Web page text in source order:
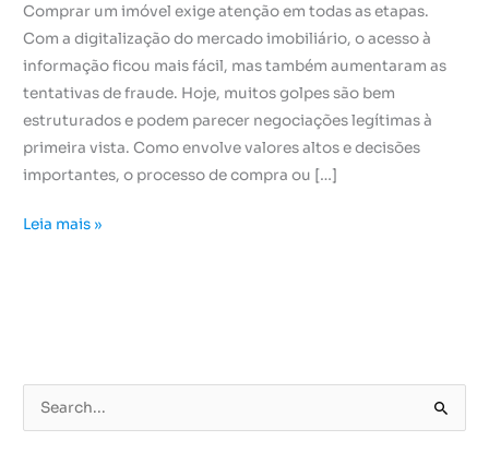
Comprar um imóvel exige atenção em todas as etapas.
Com a digitalização do mercado imobiliário, o acesso à
informação ficou mais fácil, mas também aumentaram as
tentativas de fraude. Hoje, muitos golpes são bem
estruturados e podem parecer negociações legítimas à
primeira vista. Como envolve valores altos e decisões
importantes, o processo de compra ou […]
Leia mais »
e